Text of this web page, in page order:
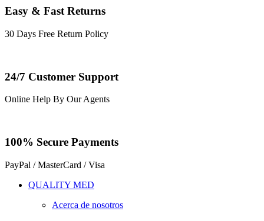
Easy & Fast Returns
30 Days Free Return Policy
24/7 Customer Support
Online Help By Our Agents
100% Secure Payments
PayPal / MasterCard / Visa
QUALITY MED
Acerca de nosotros